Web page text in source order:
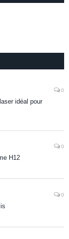
0
idéal pour
0
H12
0